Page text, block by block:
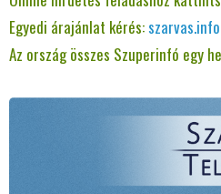
Egyedi árajánlat kérés:
Az ország összes Szuperinfó egy